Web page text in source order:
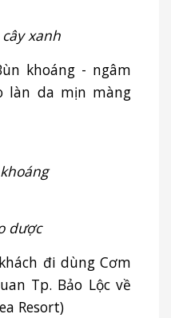
xanh
khoáng - ngâm
làn da mịn màng
dược
đi dùng Cơm
Tp. Bảo Lộc về
Resort)